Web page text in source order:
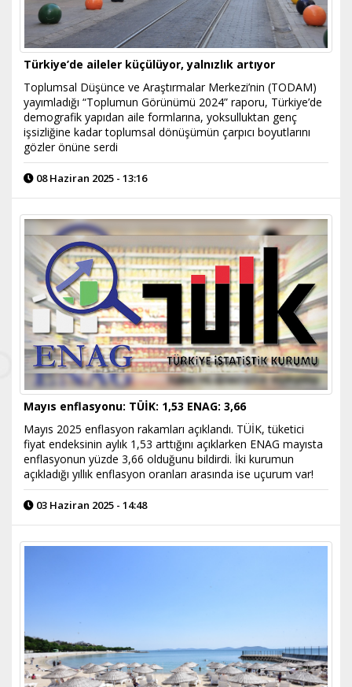
Türkiye’de aileler küçülüyor, yalnızlık artıyor
Toplumsal Düşünce ve Araştırmalar Merkezi’nin (TODAM)
yayımladığı “Toplumun Görünümü 2024” raporu, Türkiye’de
demografik yapıdan aile formlarına, yoksulluktan genç
işsizliğine kadar toplumsal dönüşümün çarpıcı boyutlarını
gözler önüne serdi
08 Haziran 2025 - 13:16
Mayıs enflasyonu: TÜİK: 1,53 ENAG: 3,66
Mayıs 2025 enflasyon rakamları açıklandı. TÜİK, tüketici
fiyat endeksinin aylık 1,53 arttığını açıklarken ENAG mayısta
enflasyonun yüzde 3,66 olduğunu bildirdi. İki kurumun
açıkladığı yıllık enflasyon oranları arasında ise uçurum var!
03 Haziran 2025 - 14:48